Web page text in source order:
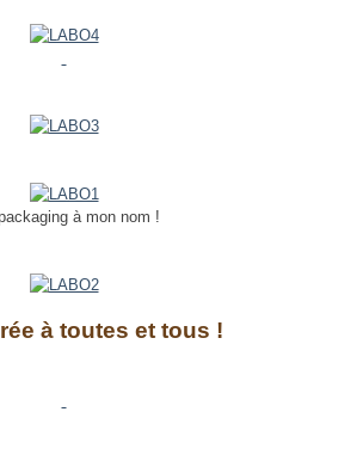
à mon nom !
à toutes et tous !